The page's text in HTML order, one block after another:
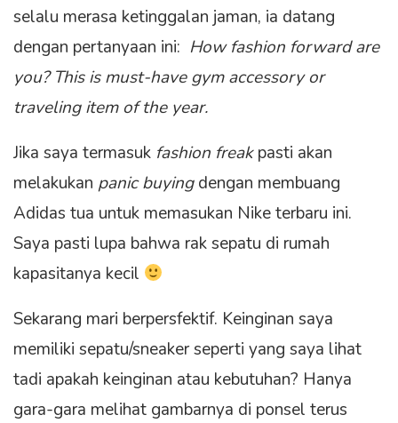
selalu merasa ketinggalan jaman, ia datang
dengan pertanyaan ini: How fashion forward are
you?This is must-have gym accessory or
traveling item of the year.
Jika saya termasuk fashion freakpasti akan
melakukan panic buyingdengan membuang
Adidas tua untuk memasukan Nike terbaru ini.
Saya pasti lupa bahwa rak sepatu di rumah
kapasitanya kecil
Sekarang mari berpersfektif. Keinginan saya
memiliki sepatu/sneaker seperti yang saya lihat
tadi apakah keinginan atau kebutuhan? Hanya
gara-gara melihat gambarnya di ponsel terus